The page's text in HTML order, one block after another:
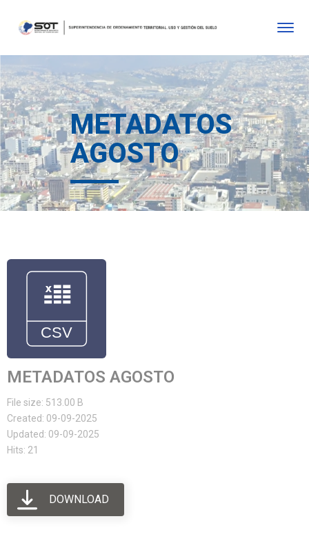
METADATOS
AGOSTO
METADATOS AGOSTO
File size: 513.00 B
Created: 09-09-2025
Updated: 09-09-2025
Hits: 21
DOWNLOAD